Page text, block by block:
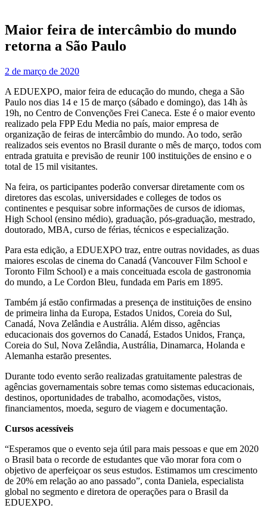
Maior feira de intercâmbio do mundo
retorna a São Paulo
2 de março de 2020
A EDUEXPO, maior feira de educação do mundo, chega a São
Paulo nos dias 14 e 15 de março (sábado e domingo), das 14h às
19h, no Centro de Convenções Frei Caneca. Este é o maior evento
realizado pela FPP Edu Media no país, maior empresa de
organização de feiras de intercâmbio do mundo. Ao todo, serão
realizados seis eventos no Brasil durante o mês de março, todos com
entrada gratuita e previsão de reunir 100 instituições de ensino e o
total de 15 mil visitantes.
Na feira, os participantes poderão conversar diretamente com os
diretores das escolas, universidades e colleges de todos os
continentes e pesquisar sobre informações de cursos de idiomas,
High School (ensino médio), graduação, pós-graduação, mestrado,
doutorado, MBA, curso de férias, técnicos e especialização.
Para esta edição, a EDUEXPO traz, entre outras novidades, as duas
maiores escolas de cinema do Canadá (Vancouver Film School e
Toronto Film School) e a mais conceituada escola de gastronomia
do mundo, a Le Cordon Bleu, fundada em Paris em 1895.
Também já estão confirmadas a presença de instituições de ensino
de primeira linha da Europa, Estados Unidos, Coreia do Sul,
Canadá, Nova Zelândia e Austrália. Além disso, agências
educacionais dos governos do Canadá, Estados Unidos, França,
Coreia do Sul, Nova Zelândia, Austrália, Dinamarca, Holanda e
Alemanha estarão presentes.
Durante todo evento serão realizadas gratuitamente palestras de
agências governamentais sobre temas como sistemas educacionais,
destinos, oportunidades de trabalho, acomodações, vistos,
financiamentos, moeda, seguro de viagem e documentação.
Cursos acessíveis
“Esperamos que o evento seja útil para mais pessoas e que em 2020
o Brasil bata o recorde de estudantes que vão morar fora com o
objetivo de aperfeiçoar os seus estudos. Estimamos um crescimento
de 20% em relação ao ano passado”, conta Daniela, especialista
global no segmento e diretora de operações para o Brasil da
EDUEXPO.